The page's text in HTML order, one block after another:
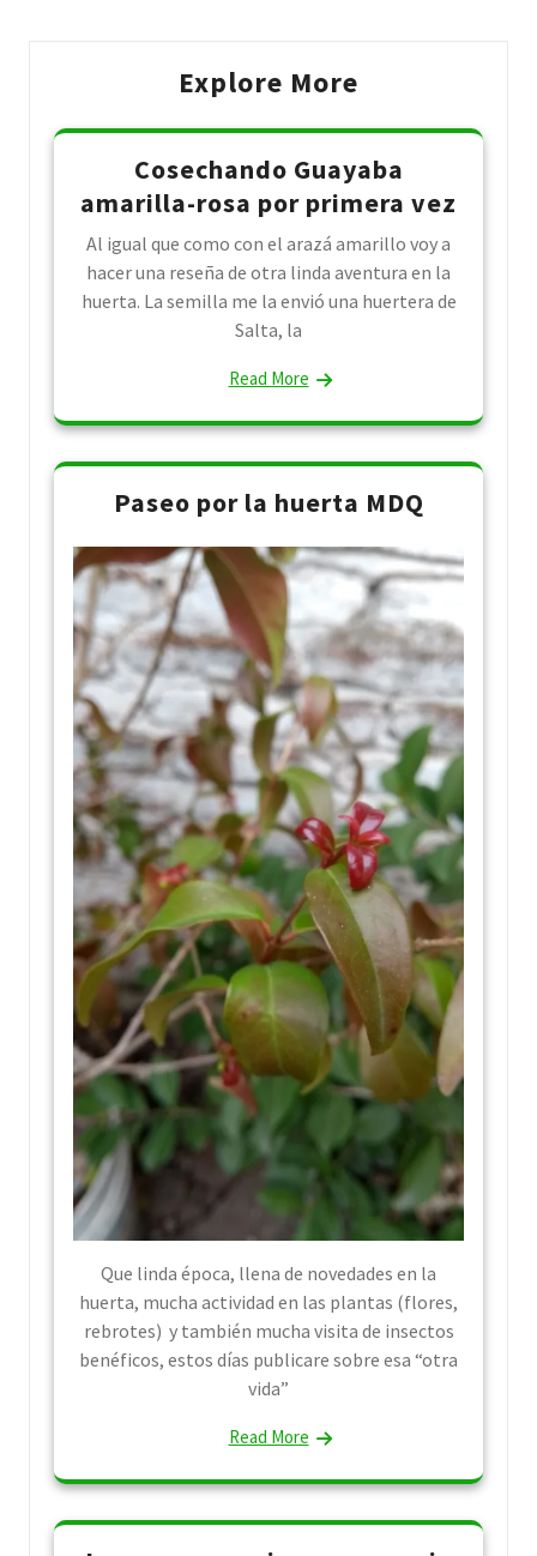
Explore More
Cosechando Guayaba
amarilla-rosa por primera vez
Al igual que como con el arazá amarillo voy a
hacer una reseña de otra linda aventura en la
huerta. La semilla me la envió una huertera de
Salta, la
Read More
Paseo por la huerta MDQ
Que linda época, llena de novedades en la
huerta, mucha actividad en las plantas (flores,
rebrotes) y también mucha visita de insectos
benéficos, estos días publicare sobre esa “otra
vida”
Read More